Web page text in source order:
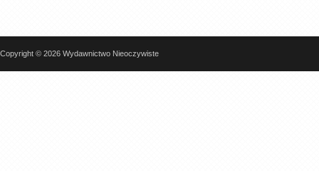
Copyright © 2026 Wydawnictwo Nieoczywiste